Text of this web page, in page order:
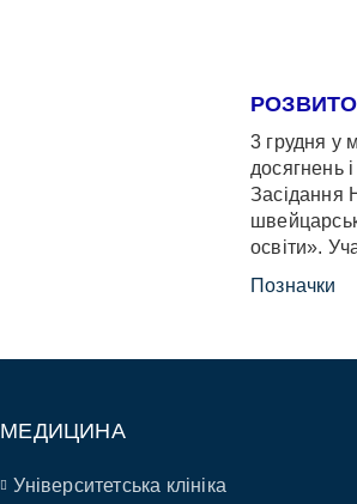
3 грудня у
досягнень
Засідання
освіти».
Позначки
МЕДИЦИНА
Університетська клініка